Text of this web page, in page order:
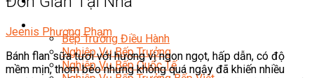
Đầu Bếp
Bếp Trưởng Điều Hành
Nghiệp Vụ Bếp Trưởng
Nghiệp Vụ Bếp Quốc Tế
Jeenis Phương Phạm
Bánh flan sữa tươi với hương vị ngon ngọt, hấp dẫn, có độ
mềm mịn, thơm béo nhưng không quá ngậy đã khiến nhiều